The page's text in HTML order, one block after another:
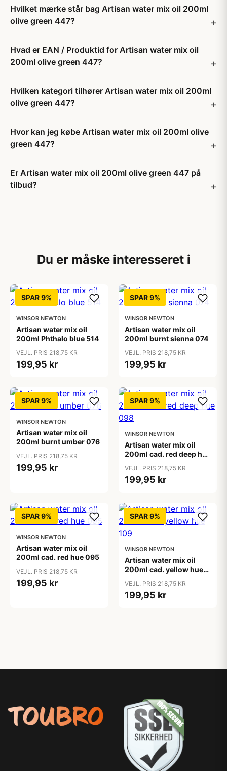
Hvilket mærke står bag Artisan water mix oil 200ml
olive green 447?
Hvad er EAN / Produktid for Artisan water mix oil
200ml olive green 447?
Hvilken kategori tilhører Artisan water mix oil 200ml
olive green 447?
Hvor kan jeg købe Artisan water mix oil 200ml olive
green 447?
Er Artisan water mix oil 200ml olive green 447 på
tilbud?
Du er måske interesseret i
SPAR 9%
WINSOR NEWTON
Artisan water mix oil
200ml Phthalo blue 514
VEJL. PRIS 218,75 KR
199,95 kr
SPAR 9%
WINSOR NEWTON
Artisan water mix oil
200ml burnt sienna 074
VEJL. PRIS 218,75 KR
199,95 kr
SPAR 9%
WINSOR NEWTON
Artisan water mix oil
200ml burnt umber 076
VEJL. PRIS 218,75 KR
199,95 kr
SPAR 9%
WINSOR NEWTON
Artisan water mix oil
200ml cad. red deep hue
VEJL. PRIS 218,75 KR
199,95 kr
SPAR 9%
WINSOR NEWTON
Artisan water mix oil
200ml cad. red hue 095
VEJL. PRIS 218,75 KR
199,95 kr
SPAR 9%
WINSOR NEWTON
Artisan water mix oil
200ml cad. yellow hue
VEJL. PRIS 218,75 KR
199,95 kr